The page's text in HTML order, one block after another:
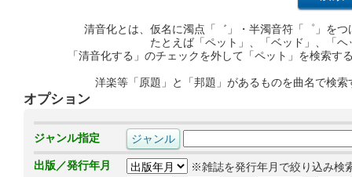
清音化とは、仮名に濁点「゛」・半濁音符「゜」を
たとえば「ペット」、「ベッド」、「
「清音化する」のチェックを外して「ペット」を検索
洋楽等「原題」と「邦題」があるものを曲名で検
オプション
ジャンル指定
出版／発行年月
※雑誌を発行年月で絞り込み検